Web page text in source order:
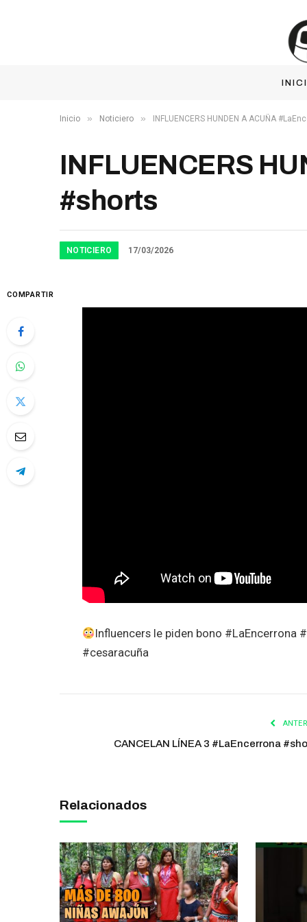
Inicio » Noticiero » INFLUENCERS HUNDEN A ACUÑA
INFLUENCERS
#shorts
NOTICIERO 17/03/2026
COMPARTIR
Influencers le piden bono
#cesaracuña
CANCELAN LÍNEA 3 #LaEncerrona
Relacionados